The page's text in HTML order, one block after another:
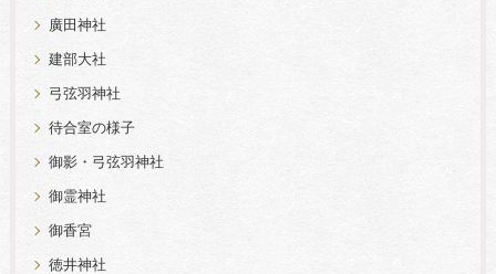
廣田神社
建部大社
弓弦羽神社
待合室の様子
御影・弓弦羽神社
御霊神社
御香宮
徳井神社